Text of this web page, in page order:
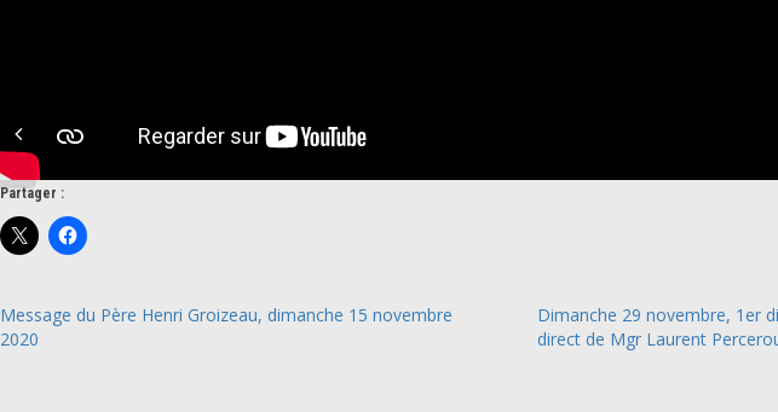
Partager :
Message du Père Henri Groizeau, dimanche 15 novembre
2020
Dimanche 29 novembre, 1er
direct de Mgr Laurent